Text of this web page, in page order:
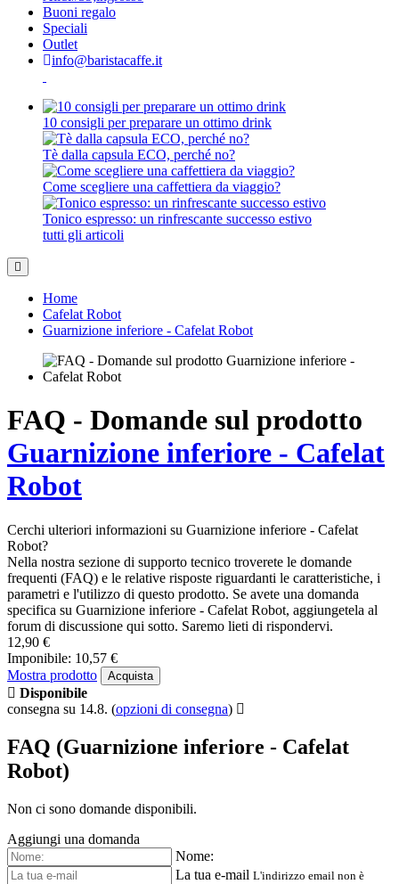
Buoni regalo
Speciali
Outlet
info@baristacaffe.it
10 consigli per preparare un ottimo drink
Tè dalla capsula ECO, perché no?
Come scegliere una caffettiera da viaggio?
Tonico espresso: un rinfrescante successo estivo
tutti gli articoli
Home
Cafelat Robot
Guarnizione inferiore - Cafelat Robot
FAQ - Domande sul prodotto
Guarnizione inferiore - Cafelat
Robot
Cerchi ulteriori informazioni su Guarnizione inferiore - Cafelat
Robot?
Nella nostra sezione di supporto tecnico troverete le domande
frequenti (FAQ) e le relative risposte riguardanti le caratteristiche, i
parametri e l'utilizzo di questo prodotto. Se avete una domanda
specifica su Guarnizione inferiore - Cafelat Robot, aggiungetela al
forum di discussione qui sotto. Saremo lieti di rispondervi.
12,90 €
Imponibile: 10,57 €
Mostra prodotto
Acquista
Disponibile
consegna su 14.8. (opzioni di consegna)
FAQ (Guarnizione inferiore - Cafelat
Robot)
Non ci sono domande disponibili.
Aggiungi una domanda
Nome:
La tua e-mail L'indirizzo email non è